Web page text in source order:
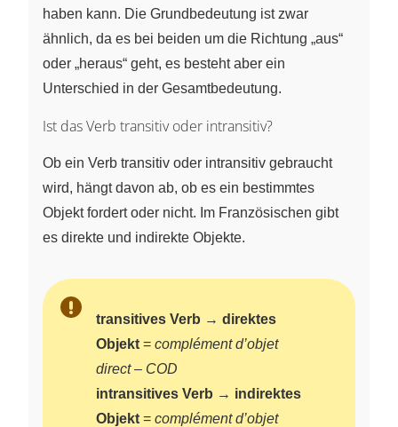
haben kann. Die Grundbedeutung ist zwar
ähnlich, da es bei beiden um die Richtung „aus“
oder „heraus“ geht, es besteht aber ein
Unterschied in der Gesamtbedeutung.
Ist das Verb transitiv oder intransitiv?
Ob ein Verb transitiv oder intransitiv gebraucht
wird, hängt davon ab, ob es ein bestimmtes
Objekt fordert oder nicht. Im Französischen gibt
es direkte und indirekte Objekte.
transitives Verb → direktes
Objekt = complément d’objet
direct – COD
intransitives Verb → indirektes
Objekt = complément d’objet